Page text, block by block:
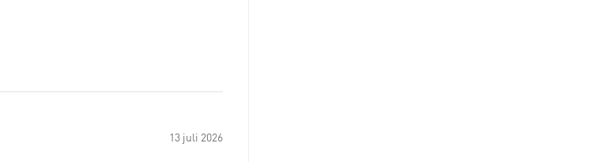
13 juli 2026